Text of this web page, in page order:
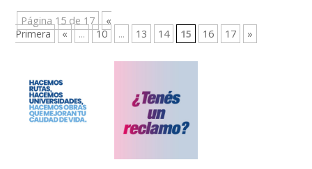
Página 15 de 17
«
Primera
« ... 10 ... 13 14 15 16 17 »